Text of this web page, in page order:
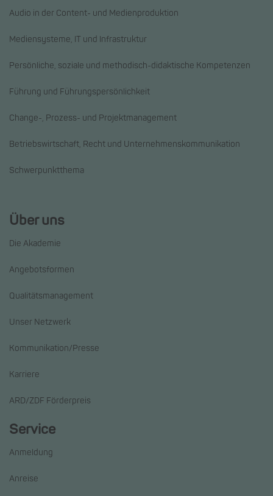
Audio in der Content- und Medienproduktion
Mediensysteme, IT und Infrastruktur
Persönliche, soziale und methodisch-didaktische Kompetenzen
Führung und Führungspersönlichkeit
Change-, Prozess- und Projektmanagement
Betriebswirtschaft, Recht und Unternehmenskommunikation
Schwerpunktthema
Über uns
Die Akademie
Angebotsformen
Qualitätsmanagement
Unser Netzwerk
Kommunikation/Presse
Karriere
ARD/ZDF Förderpreis
Service
Anmeldung
Anreise